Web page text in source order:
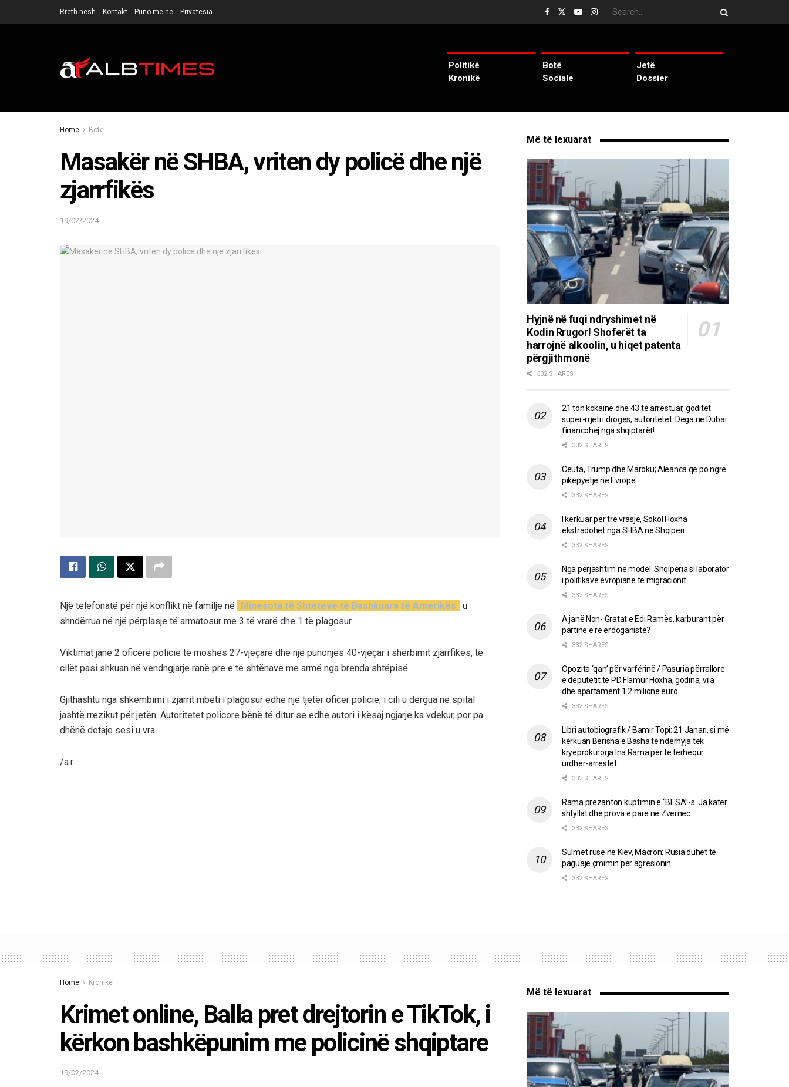
Rreth nesh Kontakt Puno me ne Privatësia
Politikë
Kronikë
Botë
Sociale
Jetë
Dossier
Home Botë
Masakër në SHBA, vriten dy policë dhe një
zjarrfikës
19/02/2024
Një telefonatë për një konflikt në familje në Minesota të Shteteve të Bashkuara të Amerikës
u
shndërrua në një përplasje të armatosur me 3 të vrarë dhe 1 të plagosur.
Viktimat janë 2 oficerë policie të moshës 27-vjeçare dhe një punonjës 40-vjeçar i shërbimit zjarrfikës, të
cilët pasi shkuan në vendngjarje ranë pre e të shtënave me armë nga brenda shtëpisë.
Gjithashtu nga shkëmbimi i zjarrit mbeti i plagosur edhe një tjetër oficer policie, i cili u dërgua në spital
jashtë rrezikut për jetën. Autoritetet policore bënë të ditur se edhe autori i kësaj ngjarje ka vdekur, por pa
dhënë detaje sesi u vra.
/a.r
Më të lexuarat
Hyjnë në fuqi ndryshimet në
Kodin Rrugor! Shoferët ta
harrojnë alkoolin, u hiqet patenta
përgjithmonë
332 SHARES
21 ton kokainë dhe 43 të arrestuar, goditet
super-rrjeti i drogës, autoritetet: Dega në Dubai
financohej nga shqiptarët!
332 SHARES
Ceuta, Trump dhe Maroku; Aleanca që po ngre
pikëpyetje në Evropë
332 SHARES
I kërkuar për tre vrasje, Sokol Hoxha
ekstradohet nga SHBA në Shqipëri
332 SHARES
Nga përjashtim në model: Shqipëria si laborator
i politikave evropiane të migracionit
332 SHARES
A janë Non- Gratat e Edi Ramës, karburant për
partinë e re erdoganiste?
332 SHARES
Opozita ‘qan’ për varfërinë / Pasuria përrallore
e deputetit të PD Flamur Hoxha, godina, vila
dhe apartament 1.2 milionë euro
332 SHARES
Libri autobiografik / Bamir Topi: 21 Janari, si më
kërkuan Berisha e Basha të ndërhyja tek
kryeprokurorja Ina Rama për të tërhequr
urdhër-arrestet
332 SHARES
Rama prezanton kuptimin e “BESA”-s. Ja katër
shtyllat dhe prova e parë në Zvërnec
332 SHARES
Sulmet ruse në Kiev, Macron: Rusia duhet të
paguajë çmimin për agresionin.
332 SHARES
Home Kronikë
Krimet online, Balla pret drejtorin e TikTok, i
kërkon bashkëpunim me policinë shqiptare
19/02/2024
Më të lexuarat